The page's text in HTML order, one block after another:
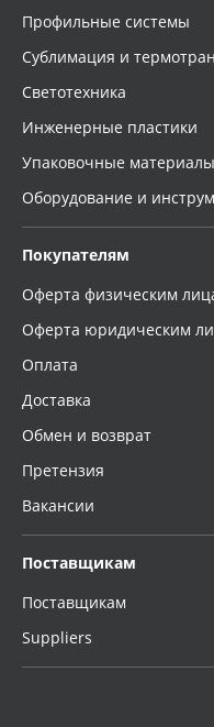
Профильные системы
Сублимация и
Светотехника
Инженерные пластики
Упаковочные материалы
Оборудование и
Покупателям
Оферта физическим
Оферта юридическим
Оплата
Доставка
Обмен и возврат
Претензия
Вакансии
Поставщикам
Поставщикам
Suppliers